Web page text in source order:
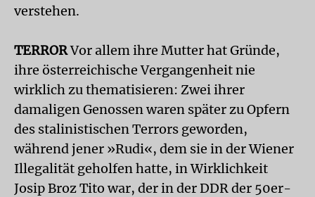
verstehen.
TERRORVor allem ihre Mutter hat Gründe,
ihre österreichische Vergangenheit nie
wirklich zu thematisieren: Zwei ihrer
damaligen Genossen waren später zu Opfern
des stalinistischen Terrors geworden,
während jener »Rudi«, dem sie in der Wiener
Illegalität geholfen hatte, in Wirklichkeit
Josip Broz Tito war, der in der DDR der 50er-